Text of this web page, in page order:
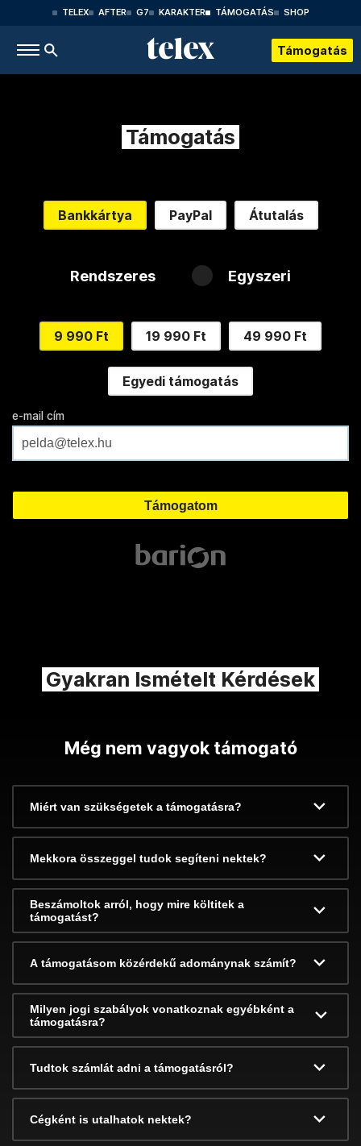
TELEX AFTER G7 KARAKTER TÁMOGATÁS SHOP
Támogatás
Támogatás
Bankkártya PayPal Átutalás
Rendszeres Egyszeri
9 990 Ft 19 990 Ft 49 990 Ft
Egyedi támogatás
e-mail cím
Gyakran Ismételt Kérdések
Még nem vagyok támogató
Miért van szükségetek a támogatásra?
Mekkora összeggel tudok segíteni nektek?
Beszámoltok arról, hogy mire költitek a
támogatást?
A támogatásom közérdekű adománynak számít?
Milyen jogi szabályok vonatkoznak egyébként a
támogatásra?
Tudtok számlát adni a támogatásról?
Cégként is utalhatok nektek?